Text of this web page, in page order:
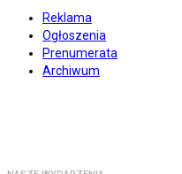
Reklama
Ogłoszenia
Prenumerata
Archiwum